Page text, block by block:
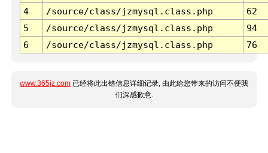
4
/source/class/jzmysql.class.php
62
5
/source/class/jzmysql.class.php
94
6
/source/class/jzmysql.class.php 76
www.365jz.com 已经将此出错信息详细记录, 由此给您带来的访问不便我
们深感歉意.